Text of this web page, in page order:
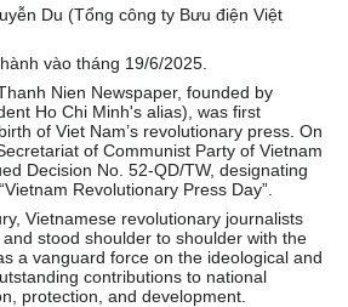
Du (Tổng công ty Bưu điện Việt
vào tháng 19/6/2025.
Nien Newspaper, founded by
Ho Chi Minh's alias), was first
of Viet Nam’s revolutionary press. On
of Communist Party of Vietnam
Decision No. 52-QD/TW, designating
Revolutionary Press Day”.
Vietnamese revolutionary journalists
stood shoulder to shoulder with the
a vanguard force on the ideological and
contributions to national
protection, and development.